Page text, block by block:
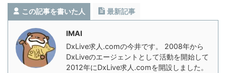
この記事を書いた人 最新記事
IMAI
DxLive求人.comの今井です。 2008年から
DxLiveのエージェントとして活動を開始して
2012年にDxLive求人.comを開設しました。